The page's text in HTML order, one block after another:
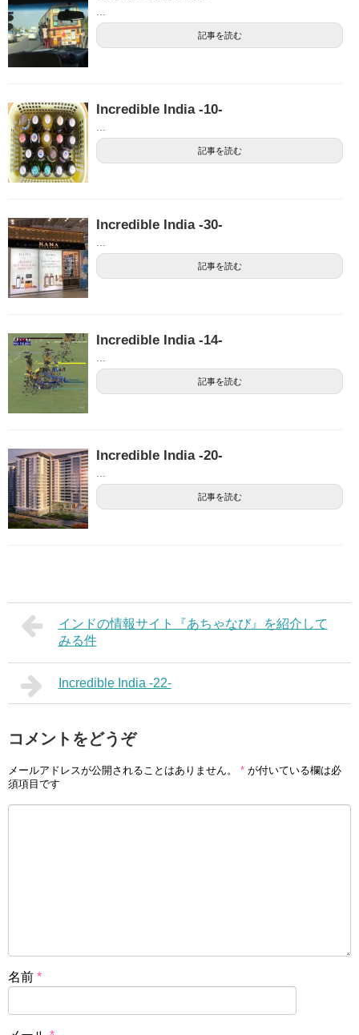
...
記事を読む
Incredible India -10-
...
記事を読む
Incredible India -30-
...
記事を読む
Incredible India -14-
...
記事を読む
Incredible India -20-
...
記事を読む
インドの情報サイト『あちゃなび』を紹介して
みる件
Incredible India -22-
コメントをどうぞ
メールアドレスが公開されることはありません。 * が付いている欄は必
須項目です
名前 *